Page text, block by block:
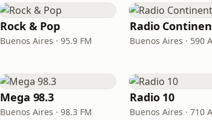
Rock & Pop
Buenos Aires · 95.9 FM
Radio
Buenos Aires · 590
Mega 98.3
Buenos Aires · 98.3 FM
Radio 10
Buenos Aires · 710